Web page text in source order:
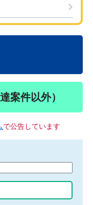
案件以外）
で公告しています